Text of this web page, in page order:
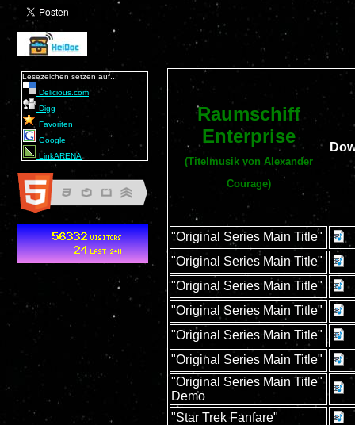
Raumschiff
Enterprise
(Titelmusik von Alexander
Courage)
"Original Series Main Title"
"Original Series Main Title"
"Original Series Main Title"
"Original Series Main Title"
"Original Series Main Title"
"Original Series Main Title"
"Original Series Main Title"
Demo
"Star Trek Fanfare"
Lesezeichen setzen auf...
Delicious.com
Digg
Favoriten
Google
LinkARENA